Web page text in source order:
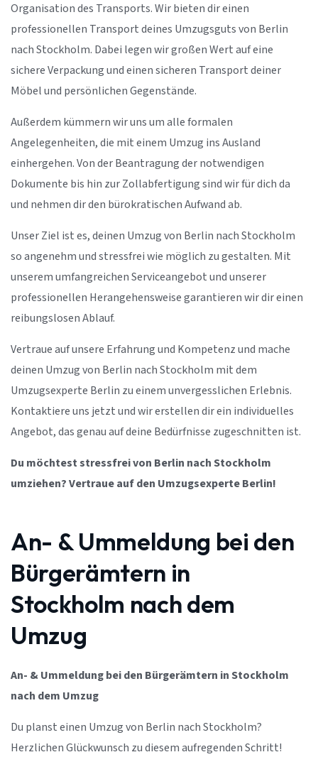
Organisation des Transports. Wir bieten dir einen
professionellen Transport deines Umzugsguts von Berlin
nach Stockholm. Dabei legen wir großen Wert auf eine
sichere Verpackung und einen sicheren Transport deiner
Möbel und persönlichen Gegenstände.
Außerdem kümmern wir uns um alle formalen
Angelegenheiten, die mit einem Umzug ins Ausland
einhergehen. Von der Beantragung der notwendigen
Dokumente bis hin zur Zollabfertigung sind wir für dich da
und nehmen dir den bürokratischen Aufwand ab.
Unser Ziel ist es, deinen Umzug von Berlin nach Stockholm
so angenehm und stressfrei wie möglich zu gestalten. Mit
unserem umfangreichen Serviceangebot und unserer
professionellen Herangehensweise garantieren wir dir einen
reibungslosen Ablauf.
Vertraue auf unsere Erfahrung und Kompetenz und mache
deinen Umzug von Berlin nach Stockholm mit dem
Umzugsexperte Berlin zu einem unvergesslichen Erlebnis.
Kontaktiere uns jetzt und wir erstellen dir ein individuelles
Angebot, das genau auf deine Bedürfnisse zugeschnitten ist.
Du möchtest stressfrei von Berlin nach Stockholm
umziehen? Vertraue auf den Umzugsexperte Berlin!
An- & Ummeldung bei den
Bürgerämtern in
Stockholm nach dem
Umzug
An- & Ummeldung bei den Bürgerämtern in Stockholm
nach dem Umzug
Du planst einen Umzug von Berlin nach Stockholm?
Herzlichen Glückwunsch zu diesem aufregenden Schritt!